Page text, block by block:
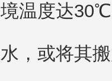
境温度达
水，或将其